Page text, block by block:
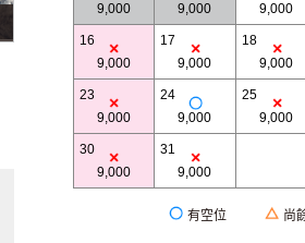
Owakudani
9,000
9,000
9,000
16
9,000
17
9,000
18
9,000
23
9,000
24
9,000
25
9,000
30
9,000
31
9,000
有空位 尚